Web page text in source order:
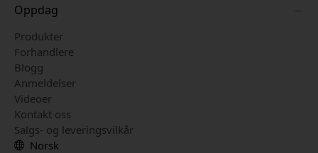
Oppdag
Produkter
Forhandlere
Blogg
Anmeldelser
Videoer
Kontakt oss
Salgs- og leveringsvilkår
Norsk